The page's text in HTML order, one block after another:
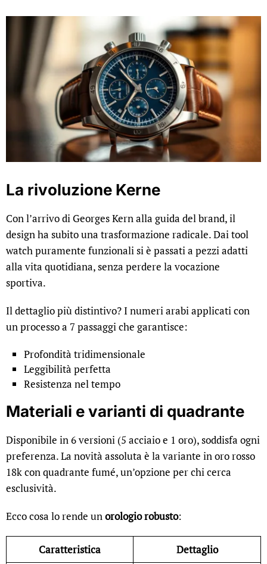
La rivoluzione Kerne
Con l’arrivo di Georges Kern alla guida del brand, il
design ha subito una trasformazione radicale. Dai tool
watch puramente funzionali si è passati a pezzi adatti
alla vita quotidiana, senza perdere la vocazione
sportiva.
Il dettaglio più distintivo? I numeri arabi applicati con
un processo a 7 passaggi che garantisce:
Profondità tridimensionale
Leggibilità perfetta
Resistenza nel tempo
Materiali e varianti di quadrante
Disponibile in 6 versioni (5 acciaio e 1 oro), soddisfa ogni
preferenza. La novità assoluta è la variante in oro rosso
18k con quadrante fumé, un’opzione per chi cerca
esclusività.
Ecco cosa lo rende unorologio robusto:
Caratteristica
Dettaglio